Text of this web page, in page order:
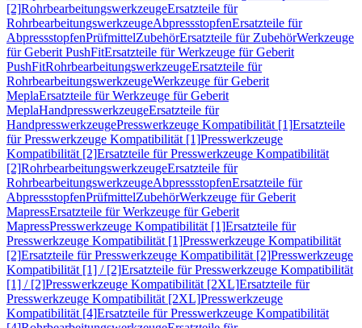
[2]RohrbearbeitungswerkzeugeErsatzteile für
RohrbearbeitungswerkzeugeAbpressstopfenErsatzteile für
AbpressstopfenPrüfmittelZubehörErsatzteile für ZubehörWerkzeuge
für Geberit PushFitErsatzteile für Werkzeuge für Geberit
PushFitRohrbearbeitungswerkzeugeErsatzteile für
RohrbearbeitungswerkzeugeWerkzeuge für Geberit
MeplaErsatzteile für Werkzeuge für Geberit
MeplaHandpresswerkzeugeErsatzteile für
HandpresswerkzeugePresswerkzeuge Kompatibilität [1]Ersatzteile
für Presswerkzeuge Kompatibilität [1]Presswerkzeuge
Kompatibilität [2]Ersatzteile für Presswerkzeuge Kompatibilität
[2]RohrbearbeitungswerkzeugeErsatzteile für
RohrbearbeitungswerkzeugeAbpressstopfenErsatzteile für
AbpressstopfenPrüfmittelZubehörWerkzeuge für Geberit
MapressErsatzteile für Werkzeuge für Geberit
MapressPresswerkzeuge Kompatibilität [1]Ersatzteile für
Presswerkzeuge Kompatibilität [1]Presswerkzeuge Kompatibilität
[2]Ersatzteile für Presswerkzeuge Kompatibilität [2]Presswerkzeuge
Kompatibilität [1] / [2]Ersatzteile für Presswerkzeuge Kompatibilität
[1] / [2]Presswerkzeuge Kompatibilität [2XL]Ersatzteile für
Presswerkzeuge Kompatibilität [2XL]Presswerkzeuge
Kompatibilität [4]Ersatzteile für Presswerkzeuge Kompatibilität